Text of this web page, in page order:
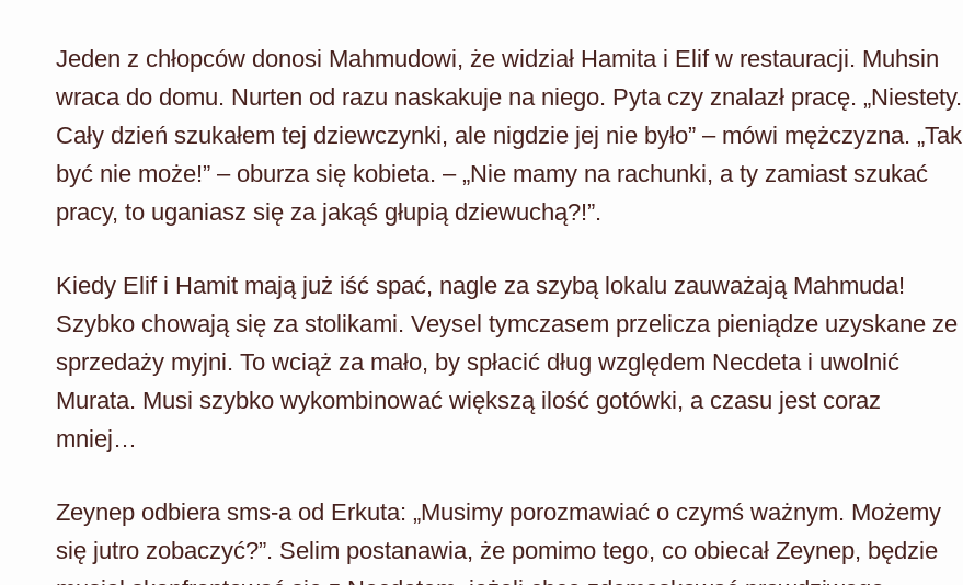
Jeden z chłopców donosi Mahmudowi, że widział Hamita i Elif w restauracji. Muhsin
wraca do domu. Nurten od razu naskakuje na niego. Pyta czy znalazł pracę. „Niestety.
Cały dzień szukałem tej dziewczynki, ale nigdzie jej nie było” – mówi mężczyzna. „Tak
być nie może!” – oburza się kobieta. – „Nie mamy na rachunki, a ty zamiast szukać
pracy, to uganiasz się za jakąś głupią dziewuchą?!”.
Kiedy Elif i Hamit mają już iść spać, nagle za szybą lokalu zauważają Mahmuda!
Szybko chowają się za stolikami. Veysel tymczasem przelicza pieniądze uzyskane ze
sprzedaży myjni. To wciąż za mało, by spłacić dług względem Necdeta i uwolnić
Murata. Musi szybko wykombinować większą ilość gotówki, a czasu jest coraz
mniej…
Zeynep odbiera sms-a od Erkuta: „Musimy porozmawiać o czymś ważnym. Możemy
się jutro zobaczyć?”. Selim postanawia, że pomimo tego, co obiecał Zeynep, będzie